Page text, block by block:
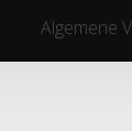
Algemene